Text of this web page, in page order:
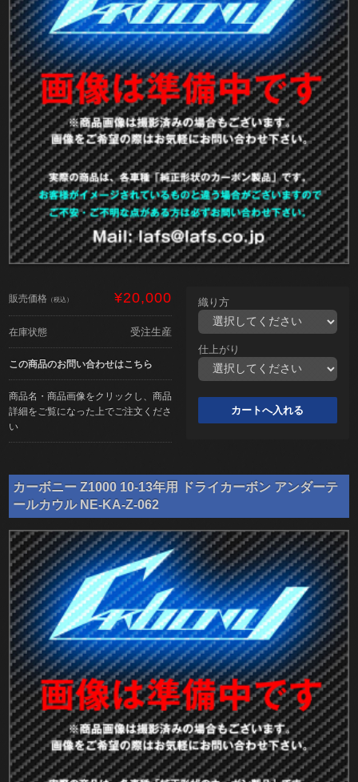
販売価格 （税込） ¥20,000
在庫状態 受注生産
この商品のお問い合わせはこちら
商品名・商品画像をクリックし、商品
詳細をご覧になった上でご注文くださ
い
織り方
仕上がり
カーボニー Z1000 10-13年用 ドライカーボン アンダーテ
ールカウル NE-KA-Z-062